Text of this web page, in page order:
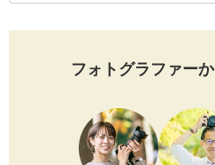
フォトグラファー